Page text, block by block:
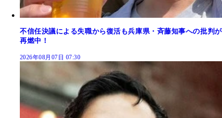
不信任決議による失職から復活も兵庫県・斉藤知事への批判が
再燃中！
2026年08月07日 07:30